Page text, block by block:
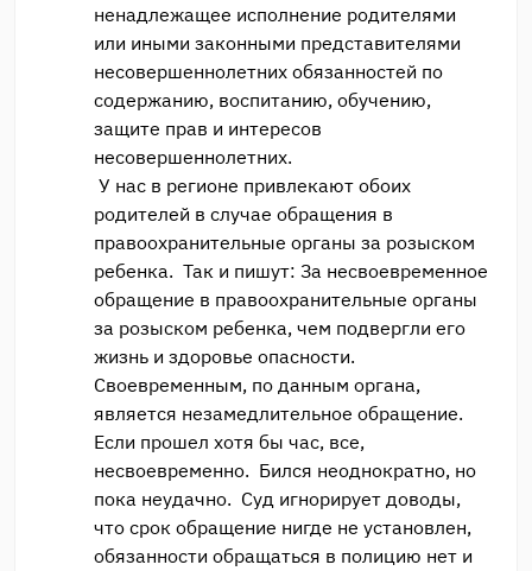
ненадлежащее исполнение родителями
или иными законными представителями
несовершеннолетних обязанностей по
содержанию, воспитанию, обучению,
защите прав и интересов
несовершеннолетних.
У нас в регионе привлекают обоих
родителей в случае обращения в
правоохранительные органы за розыском
ребенка. Так и пишут: За несвоевременное
обращение в правоохранительные органы
за розыском ребенка, чем подвергли его
жизнь и здоровье опасности.
Своевременным, по данным органа,
является незамедлительное обращение.
Если прошел хотя бы час, все,
несвоевременно. Бился неоднократно, но
пока неудачно. Суд игнорирует доводы,
что срок обращение нигде не установлен,
обязанности обращаться в полицию нет и